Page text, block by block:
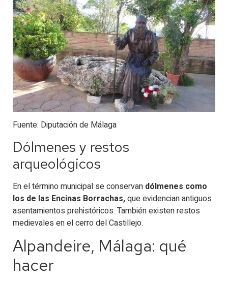
Fuente: Diputación de Málaga
Dólmenes y restos
arqueológicos
En el término municipal se conservan dólmenes como
los de las Encinas Borrachas,que evidencian antiguos
asentamientos prehistóricos. También existen restos
medievales en el cerro del Castillejo.
Alpandeire, Málaga: qué
hacer